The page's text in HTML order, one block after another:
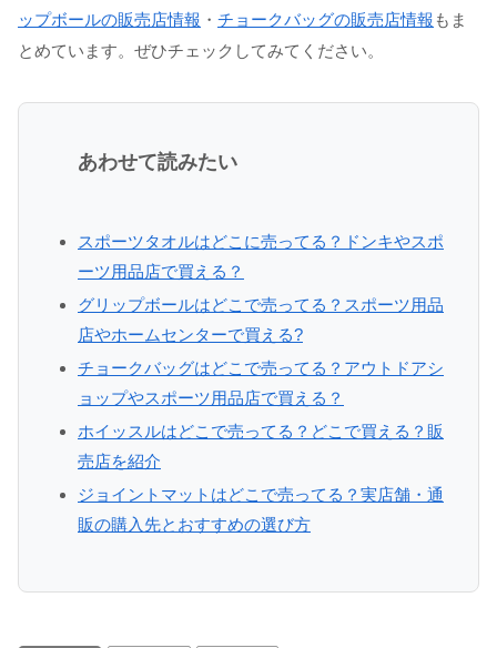
ップボールの販売店情報 ・ チョークバッグの販売店情報 もま
とめています。ぜひチェックしてみてください。
あわせて読みたい
スポーツタオルはどこに売ってる？ドンキやスポ
ーツ用品店で買える？
グリップボールはどこで売ってる？スポーツ用品
店やホームセンターで買える?
チョークバッグはどこで売ってる？アウトドアシ
ョップやスポーツ用品店で買える？
ホイッスルはどこで売ってる？どこで買える？販
売店を紹介
ジョイントマットはどこで売ってる？実店舗・通
販の購入先とおすすめの選び方